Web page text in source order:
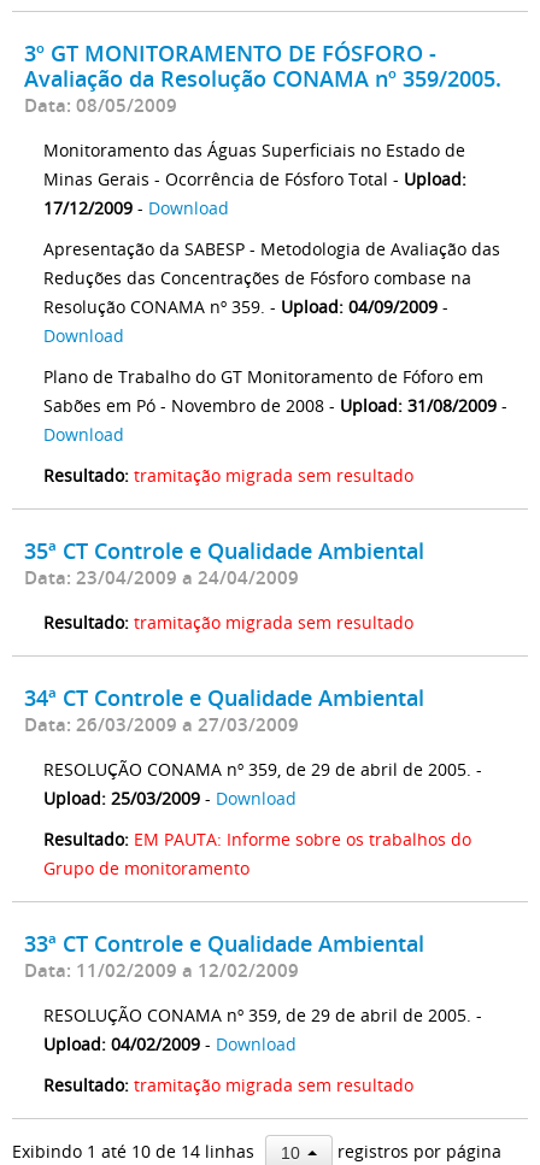
3º GT MONITORAMENTO DE FÓSFORO -
Avaliação da Resolução CONAMA nº 359/2005.
Data: 08/05/2009
Monitoramento das Águas Superficiais no Estado de
Minas Gerais - Ocorrência de Fósforo Total - Upload:
17/12/2009 - Download
Apresentação da SABESP - Metodologia de Avaliação das
Reduções das Concentrações de Fósforo combase na
Resolução CONAMA nº 359. - Upload: 04/09/2009 -
Download
Plano de Trabalho do GT Monitoramento de Fóforo em
Sabões em Pó - Novembro de 2008 - Upload: 31/08/2009 -
Download
Resultado: tramitação migrada sem resultado
35ª CT Controle e Qualidade Ambiental
Data: 23/04/2009 a 24/04/2009
Resultado: tramitação migrada sem resultado
34ª CT Controle e Qualidade Ambiental
Data: 26/03/2009 a 27/03/2009
RESOLUÇÃO CONAMA nº 359, de 29 de abril de 2005. -
Upload: 25/03/2009 - Download
Resultado: EM PAUTA: Informe sobre os trabalhos do
Grupo de monitoramento
33ª CT Controle e Qualidade Ambiental
Data: 11/02/2009 a 12/02/2009
RESOLUÇÃO CONAMA nº 359, de 29 de abril de 2005. -
Upload: 04/02/2009 - Download
Resultado: tramitação migrada sem resultado
Exibindo 1 até 10 de 14 linhas 10 registros por página